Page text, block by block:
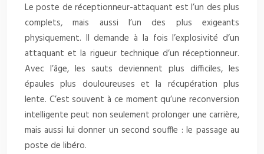
Le poste de réceptionneur-attaquant est l’un des plus
complets, mais aussi l’un des plus exigeants
physiquement. Il demande à la fois l’explosivité d’un
attaquant et la rigueur technique d’un réceptionneur.
Avec l’âge, les sauts deviennent plus difficiles, les
épaules plus douloureuses et la récupération plus
lente. C’est souvent à ce moment qu’une reconversion
intelligente peut non seulement prolonger une carrière,
mais aussi lui donner un second souffle : le passage au
poste de libéro.